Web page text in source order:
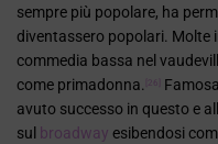
sempre più popolare, ha
diventassero popolari. Molte
commedia bassa nel
come primadonna. [26]
avuto successo in questo e
sul broadway esibendosi